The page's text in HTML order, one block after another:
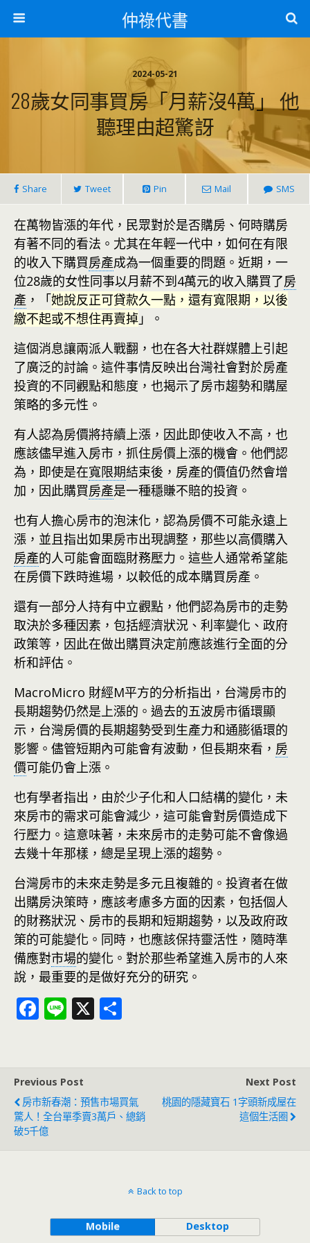
仲祿代書
2024-05-21
28歲女同事買房「月薪沒4萬」 他
聽理由超驚訝
Share Tweet Pin Mail SMS
在萬物皆漲的年代，民眾對於是否購房、何時購房
有著不同的看法。尤其在年輕一代中，如何在有限
的收入下購買房產成為一個重要的問題。近期，一
位28歲的女性同事以月薪不到4萬元的收入購買了房
產 ，「她說反正可貸款久一點，還有寬限期，以後
繳不起或不想住再賣掉 」。
這個消息讓兩派人戰翻，也在各大社群媒體上引起
了廣泛的討論。這件事情反映出台灣社會對於房產
投資的不同觀點和態度，也揭示了房市趨勢和購屋
策略的多元性。
有人認為房價將持續上漲，因此即使收入不高，也
應該儘早進入房市，抓住房價上漲的機會。他們認
為，即使是在寬限期結束後，房產的價值仍然會增
加，因此購買房產是一種穩賺不賠的投資。
也有人擔心房市的泡沫化，認為房價不可能永遠上
漲，並且指出如果房市出現調整，那些以高價購入
房產的人可能會面臨財務壓力。這些人通常希望能
在房價下跌時進場，以較低的成本購買房產。
還有一部分人持有中立觀點，他們認為房市的走勢
取決於多種因素，包括經濟狀況、利率變化、政府
政策等，因此在做出購買決定前應該進行全面的分
析和評估。
MacroMicro 財經M平方的分析指出，台灣房市的
長期趨勢仍然是上漲的。過去的五波房市循環顯
示，台灣房價的長期趨勢受到生產力和通膨循環的
影響。儘管短期內可能會有波動，但長期來看， 房
價可能仍會上漲。
也有學者指出，由於少子化和人口結構的變化，未
來房市的需求可能會減少，這可能會對房價造成下
行壓力。這意味著，未來房市的走勢可能不會像過
去幾十年那樣，總是呈現上漲的趨勢。
台灣房市的未來走勢是多元且複雜的。投資者在做
出購房決策時，應該考慮多方面的因素，包括個人
的財務狀況、房市的長期和短期趨勢，以及政府政
策的可能變化。同時，也應該保持靈活性，隨時準
備應對市場的變化。對於那些希望進入房市的人來
說，最重要的是做好充分的研究。
F
b
o
o
k
Li X
Previous Post
房市新春潮：預售市場買氣
驚人！全台單季賣3萬戶、總銷
破5千億
Next Post
桃園的隱藏寶石 1字頭新成屋在
這個生活圈
Back to top
Mobile Desktop